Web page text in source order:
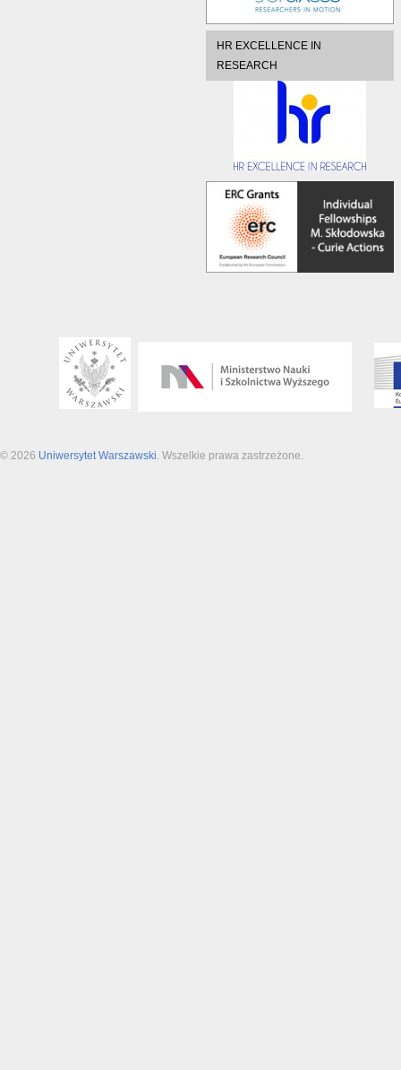
HR EXCELLENCE IN
RESEARCH
© 2026 Uniwersytet Warszawski . Wszelkie prawa zastrzeżone.